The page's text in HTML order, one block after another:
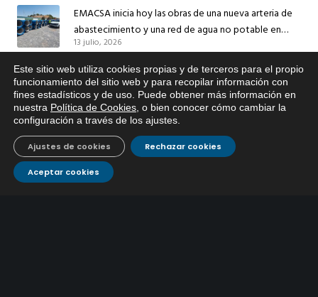
EMACSA inicia hoy las obras de una nueva arteria de
abastecimiento y una red de agua no potable en
Ingeniero Ruiz de Azúa
13 julio, 2026
Caracterización ZA Córdoba Red Quemadas- 1ª Sem
2026
9 julio, 2026
Caracterización ZA Córdoba Red Carrera Caballo-1º
Sem 2026
9 julio, 2026
Caracterización ZA Medina Azahara-1º Sem 2026
Este sitio web utiliza cookies propias y de terceros para el propio
funcionamiento del sitio web y para recopilar información con
fines estadísticos y de uso. Puede obtener más información en
nuestra Política de Cookies , o bien conocer cómo cambiar la
configuración a través de los ajustes
Aceptar cookies
Rechazar cookies
Ajustes de cookies
Si tiene cualquier duda sobre
EMACSA, haga click abajo.